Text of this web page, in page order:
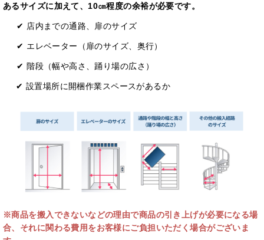
あるサイズに加えて、10㎝程度の余裕が必要です。
✔ 店内までの通路、扉のサイズ
✔ エレベーター（扉のサイズ、奥⾏）
✔ 階段（幅や⾼さ、踊り場の広さ）
✔ 設置場所に開梱作業スペースがあるか
※商品を搬入できないなどの理由で商品の引き上げが必要になる場
合、それに関わる費用をお客様にご負担いただく場合がございま